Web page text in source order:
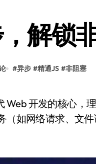
能资源调配揭秘
赋能安全策略，智防注
解锁
#异步 #精通JS #非阻塞
（如网络请求、文